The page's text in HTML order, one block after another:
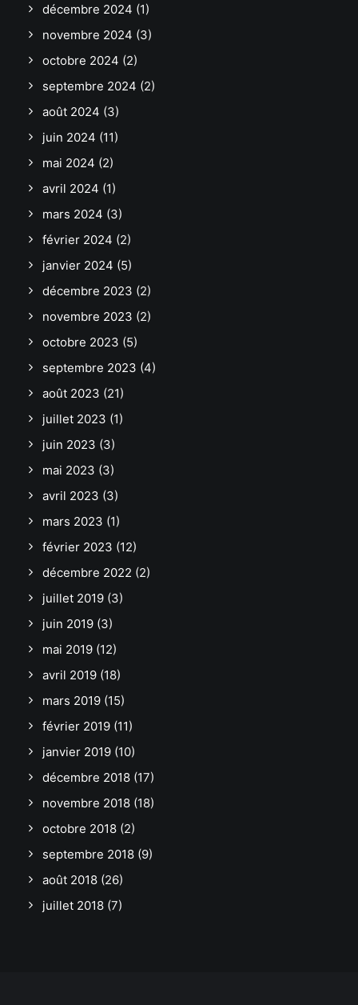
décembre 2024 (1)
novembre 2024 (3)
octobre 2024 (2)
septembre 2024 (2)
août 2024 (3)
juin 2024 (11)
mai 2024 (2)
avril 2024 (1)
mars 2024 (3)
février 2024 (2)
janvier 2024 (5)
décembre 2023 (2)
novembre 2023 (2)
octobre 2023 (5)
septembre 2023 (4)
août 2023 (21)
juillet 2023 (1)
juin 2023 (3)
mai 2023 (3)
avril 2023 (3)
mars 2023 (1)
février 2023 (12)
décembre 2022 (2)
juillet 2019 (3)
juin 2019 (3)
mai 2019 (12)
avril 2019 (18)
mars 2019 (15)
février 2019 (11)
janvier 2019 (10)
décembre 2018 (17)
novembre 2018 (18)
octobre 2018 (2)
septembre 2018 (9)
août 2018 (26)
juillet 2018 (7)